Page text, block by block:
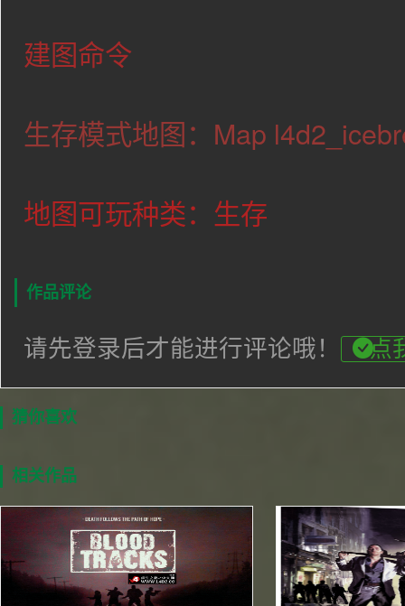
建图命令
生存模式地图：Map
地图可玩种类：生存
作品评论
请先登录后才能进行评论哦！ 点
猜你喜欢
相关作品